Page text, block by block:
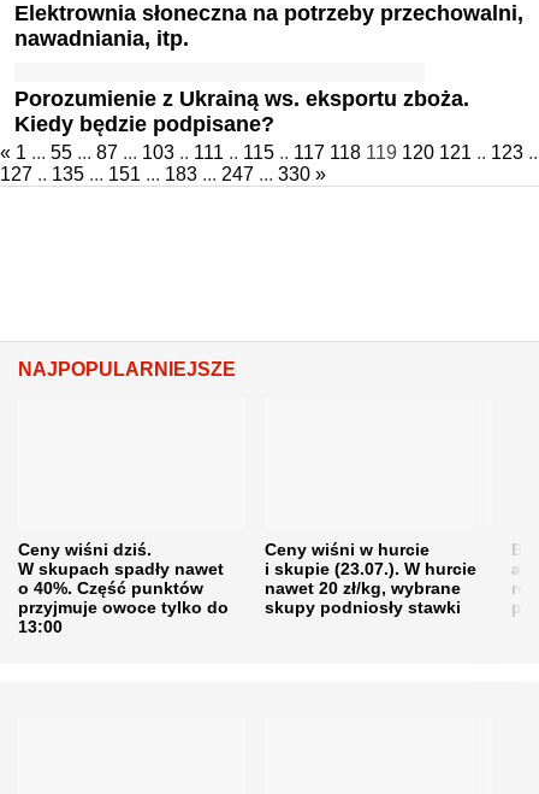
Elektrownia słoneczna na potrzeby przechowalni,
nawadniania, itp.
Porozumienie z Ukrainą ws. eksportu zboża.
Kiedy będzie podpisane?
« 1 ... 55 ... 87 ... 103 .. 111 .. 115 .. 117 118 119 120 121 .. 123 ..
127 .. 135 ... 151 ... 183 ... 247 ... 330 »
NAJPOPULARNIEJSZE
Ceny wiśni dziś.
W skupach spadły nawet
o 40%. Część punktów
przyjmuje owoce tylko do
13:00
Ceny wiśni w hurcie
i skupie (23.07.). W hurcie
nawet 20 zł/kg, wybrane
skupy podniosły stawki